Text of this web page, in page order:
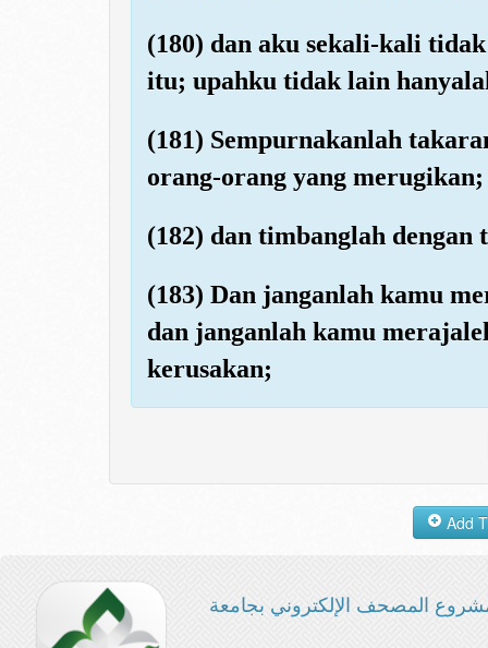
(180) dan aku sekali-kali
itu; upahku tidak lain
(181) Sempurnakanlah
orang-orang yang merugikan;
(182) dan timbanglah dengan
(183) Dan janganlah kamu
dan janganlah kamu
kerusakan;
المصحف الإلكتروني بجامعة